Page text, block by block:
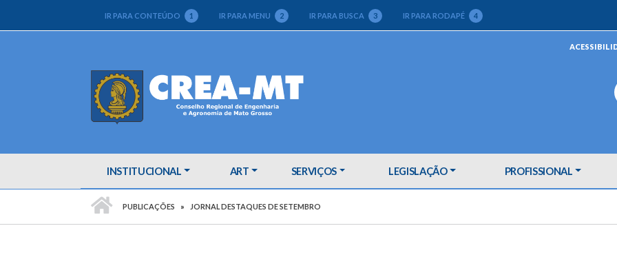
IR PARA CONTEÚDO 1 IR PARA MENU 2 IR PARA BUSCA 3 IR PARA RODAPÉ 4
INSTITUCIONAL ART SERVIÇOS LEGISLAÇÃO PROFISSIONAL
PUBLICAÇÕES JORNAL DESTAQUES DE SETEMBRO